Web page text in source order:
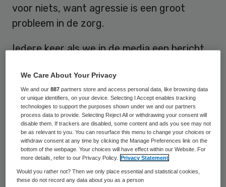
voor niets, want agressie is een groot
probleem in de zorg.
Iedere keer als we in de media een bericht
bedreigd, of over een patiënt die een
secretaresse de huid vol scheldt of een
arts een mep verkoopt, roepen we
verontwaardigd: “Dit kán toch niet”. Onze
verontwaardiging is volkomen terecht: het
kan ook echt niet. Maar toch gebeurt het
regelmatig. Vandaar dezecampagne.
We Care About Your Privacy
We and our887 partners store and access personal data, like browsing data
or unique identifiers, on your device. Selecting I Accept enables tracking
technologies to support the purposes shown under we and our partners
process data to provide. Selecting Reject All or withdrawing your consent will
disable them. If trackers are disabled, some content and ads you see may not
be as relevant to you. You can resurface this menu to change your choices or
withdraw consent at any time by clicking the Manage Preferences link on the
bottom of the webpage. Your choices will have effect within our Website. For
more details, refer to our Privacy Policy.
Privacy Statement
Would you rather not? Then we only place essential and statistical cookies,
these do not record any data about you as a person